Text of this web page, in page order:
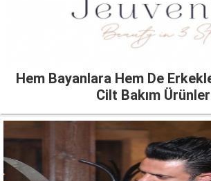
Hem Bayanlara Hem De
Cilt Bakım